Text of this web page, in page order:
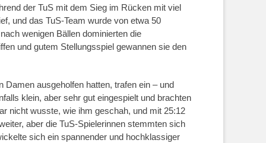
der TuS mit dem Sieg im Rücken mit viel
und das TuS-Team wurde von etwa 50
wenigen Bällen dominierten die
und gutem Stellungsspiel gewannen sie den
ausgeholfen hatten, trafen ein – und
klein, aber sehr gut eingespielt und brachten
nicht wusste, wie ihm geschah, und mit 25:12
aber die TuS-Spielerinnen stemmten sich
sich ein spannender und hochklassiger